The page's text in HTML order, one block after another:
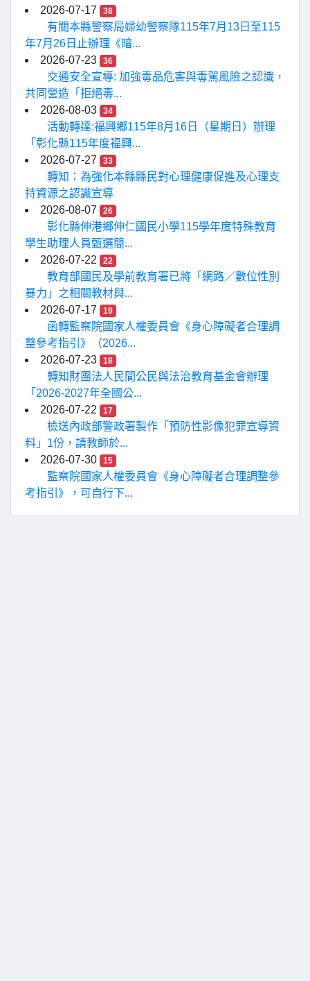
2026-07-17 38
有關本縣警察局婦幼警察隊115年7月13日至115
年7月26日止辦理《暗...
2026-07-23
36
交通安全宣導: 加強毒品危害與毒駕風險之認識，
共同營造「拒絕毒...
2026-08-03
34
活動轉達:福興鄉115年8月16日（星期日）辦理
「彰化縣115年度福興...
2026-07-27
33
轉知：為強化本縣縣民對心理健康促進及心理支
持資源之認識宣導
2026-08-07
26
彰化縣伸港鄉伸仁國民小學115學年度特殊教育
學生助理人員甄選簡...
2026-07-22
22
教育部國民及學前教育署已將「網路／數位性別
暴力」之相關教材與...
2026-07-17
19
函轉監察院國家人權委員會《身心障礙者合理調
整參考指引》（2026...
2026-07-23
18
轉知財團法人民間公民與法治教育基金會辦理
「2026-2027年全國公...
2026-07-22
17
檢送內政部警政署製作「預防性影像犯罪宣導資
料」1份，請教師於...
2026-07-30
15
監察院國家人權委員會《身心障礙者合理調整參
考指引》，可自行下...